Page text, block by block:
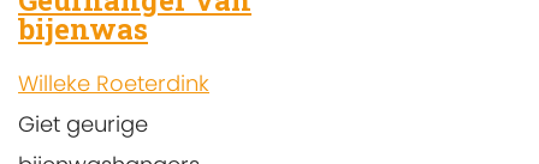
bijenwas
Willeke Roeterdink
Giet geurige